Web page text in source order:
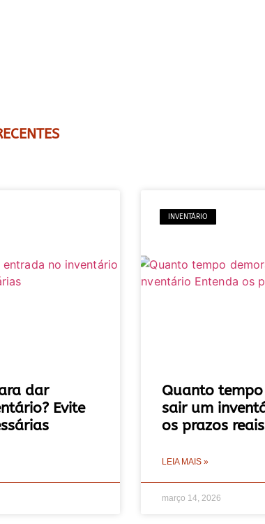
dar
Evite
INVENTÁRIO
Quanto
sair um
os prazos reais
LEIA MAIS »
março 14, 2026